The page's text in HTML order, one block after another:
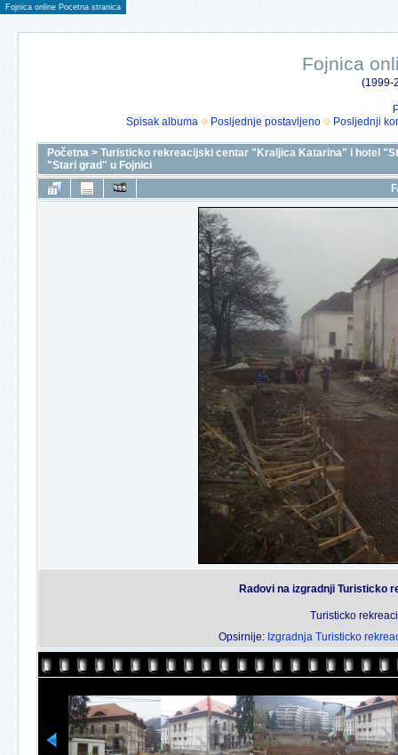
Fojnica online Pocetna stranica
Fojnica
(1999-
Spisak albuma
Posljednje postavljeno Posljednji
Početna > Turisticko rekreacijski centar "Kraljica Katarina" i hotel
"Stari grad" u Fojnici
Radovi na izgradnji Turisticko
Turisticko
Opsirnije: Izgradnja Turisticko